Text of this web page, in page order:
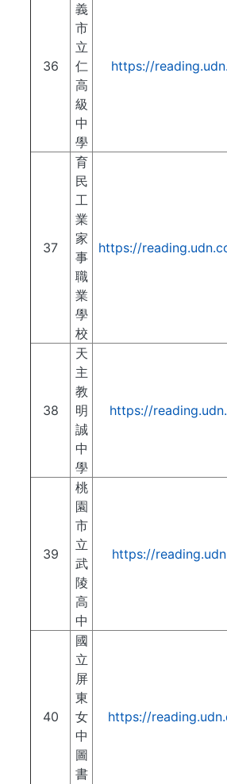
36
義
市
立
仁
高
級
中
學
https://
37
育
民
工
業
家
事
職
業
學
校
https://
38
天
主
教
明
誠
中
學
https://
39
桃
園
市
立
武
陵
高
中
https://
40
國
立
屏
東
女
中
圖
書
https://